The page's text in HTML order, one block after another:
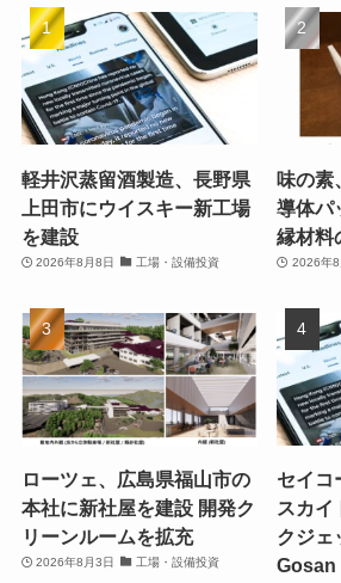
軽井沢蒸留酒製造、長野県
上田市にウイスキー新工場
を建設
2026年8月8日 工場・設備投資
味の素
導体パ
縁材料
2026年8
ローツェ、広島県福山市の
本社に新社屋を建設 開発ク
リーンルームを拡充
2026年8月3日 工場・設備投資
セイコ
スカイ
クジェ
Gosan